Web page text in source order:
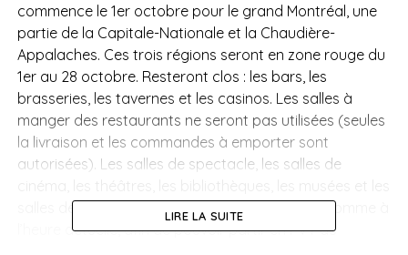
commence le 1er octobre pour le grand Montréal, une
partie de la Capitale-Nationale et la Chaudière-
Appalaches. Ces trois régions seront en zone rouge du
1er au 28 octobre. Resteront clos : les bars, les
brasseries, les tavernes et les casinos. Les salles à
manger des restaurants ne seront pas utilisées (seules
la livraison et les commandes à emporter sont
autorisées). Les salles de spectacle, les salles de
salles de réception seront également fermés. Comme à
l’heure actuelle, afin de pouvoir partir en PVT au
LIRE LA SUITE